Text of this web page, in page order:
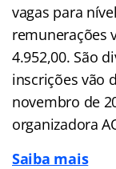
vagas para
remunerações
4.952,00. São
inscrições vão
novembro de
organizadora
Saiba mais